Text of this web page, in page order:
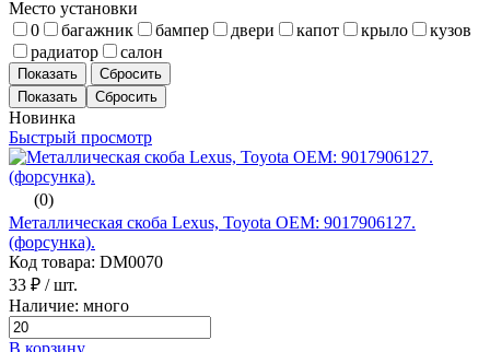
Место установки
0
багажник бампер двери капот крыло
кузов
радиатор
салон
Показать Сбросить
Новинка
Быстрый просмотр
(0)
Металлическая скоба Lexus, Toyota ОЕМ: 9017906127.
(форсунка).
Код товара: DM0070
33 ₽ / шт.
Наличие: много
В корзину